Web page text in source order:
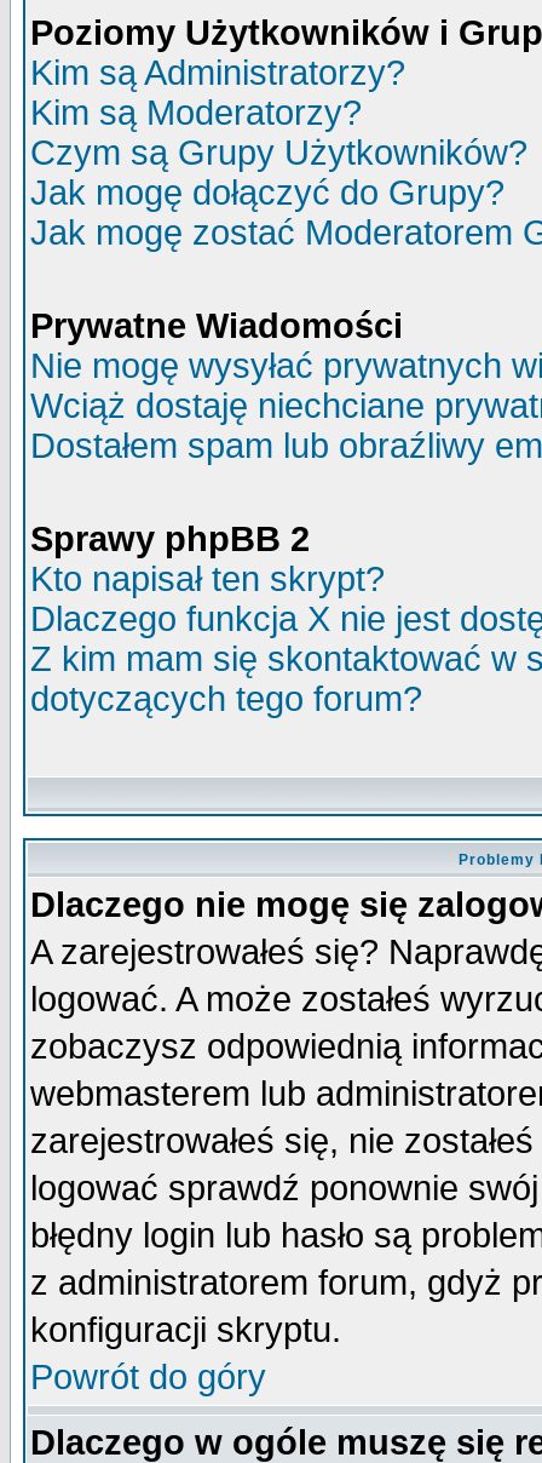
Poziomy Użytkowników i
Kim są Administratorzy?
Kim są Moderatorzy?
Czym są Grupy Użytkowników?
Jak mogę dołączyć do Grupy?
Jak mogę zostać Moderatorem
Prywatne Wiadomości
Nie mogę wysyłać prywatnych
Wciąż dostaję niechciane
Dostałem spam lub obraźliwy
Sprawy phpBB 2
Kto napisał ten skrypt?
Dlaczego funkcja X nie jest
Z kim mam się skontaktować w
dotyczących tego forum?
Problemy
Dlaczego nie mogę się
A zarejestrowałeś się?
logować. A może zostałeś
zobaczysz odpowiednią
webmasterem lub
zarejestrowałeś się, nie
logować sprawdź ponownie
błędny login lub hasło są
z administratorem forum, gdyż
konfiguracji skryptu.
Powrót do góry
Dlaczego w ogóle muszę się